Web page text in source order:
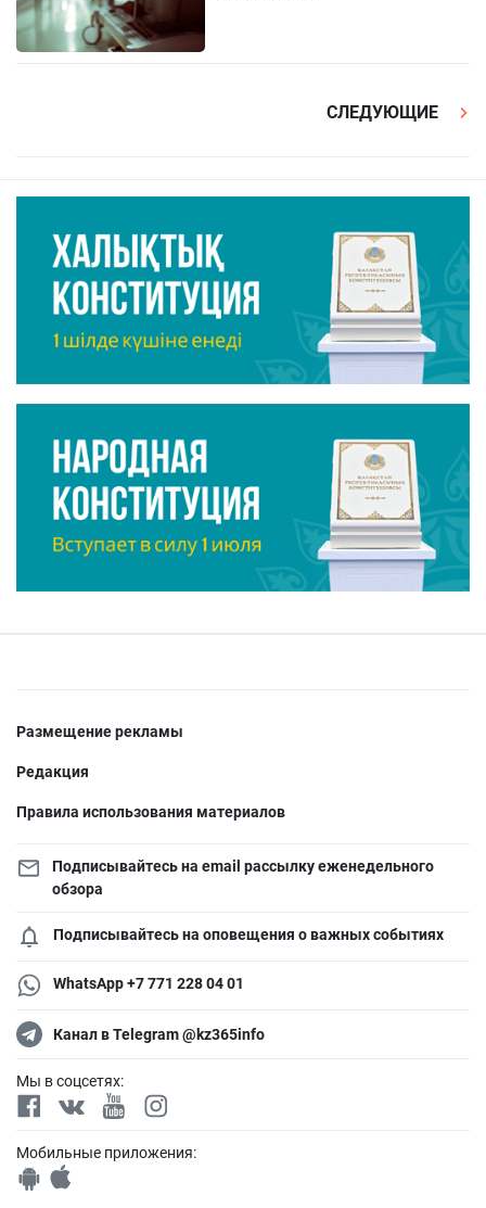
СЛЕДУЮЩИЕ
Размещение рекламы
Редакция
Правила использования материалов
Подписывайтесь на email рассылку еженедельного
обзора
Подписывайтесь на оповещения о важных событиях
WhatsApp +7 771 228 04 01
Канал в Telegram @kz365info
Мы в соцсетях:
Мобильные приложения: